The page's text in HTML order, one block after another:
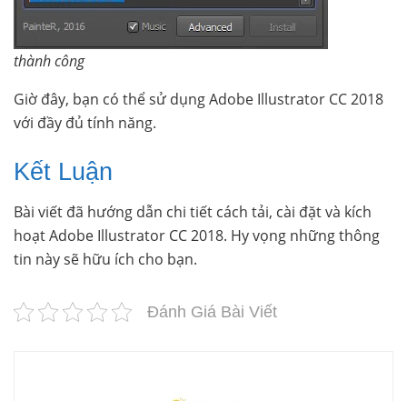
thành công
Giờ đây, bạn có thể sử dụng Adobe Illustrator CC 2018
với đầy đủ tính năng.
Kết Luận
Bài viết đã hướng dẫn chi tiết cách tải, cài đặt và kích
hoạt Adobe Illustrator CC 2018. Hy vọng những thông
tin này sẽ hữu ích cho bạn.
Đánh Giá Bài Viết